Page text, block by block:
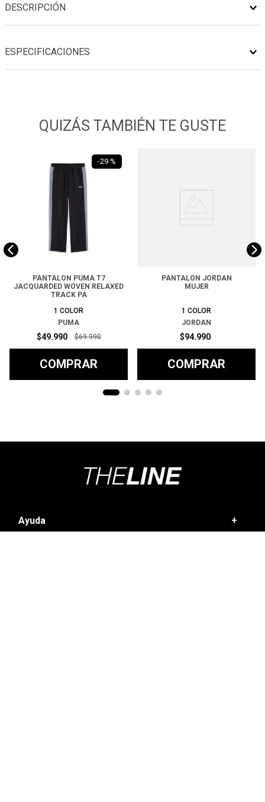
DESCRIPCIÓN
ESPECIFICACIONES
QUIZÁS TAMBIÉN TE GUSTE
-29 %
PANTALON PUMA T7
JACQUARDED WOVEN RELAXED
TRACK PA
1 COLOR
PUMA
$49.990 $69.990
COMPRAR
PANTALON JORDAN
MUJER
1 COLOR
JORDAN
$94.990
COMPRAR
Ayuda +